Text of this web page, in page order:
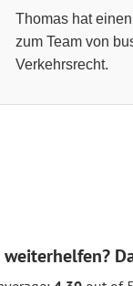
Thomas hat
zum Team von
Verkehrsrecht.